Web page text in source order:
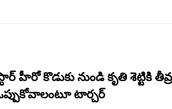
హీరో కొడుకు నుండి కృతి శెట్టికి తీవ్ర
టార్చ‌ర్